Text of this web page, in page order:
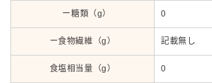
ー糖類（g） 0
ー食物繊維（g） 記載無し
食塩相当量（g） 0